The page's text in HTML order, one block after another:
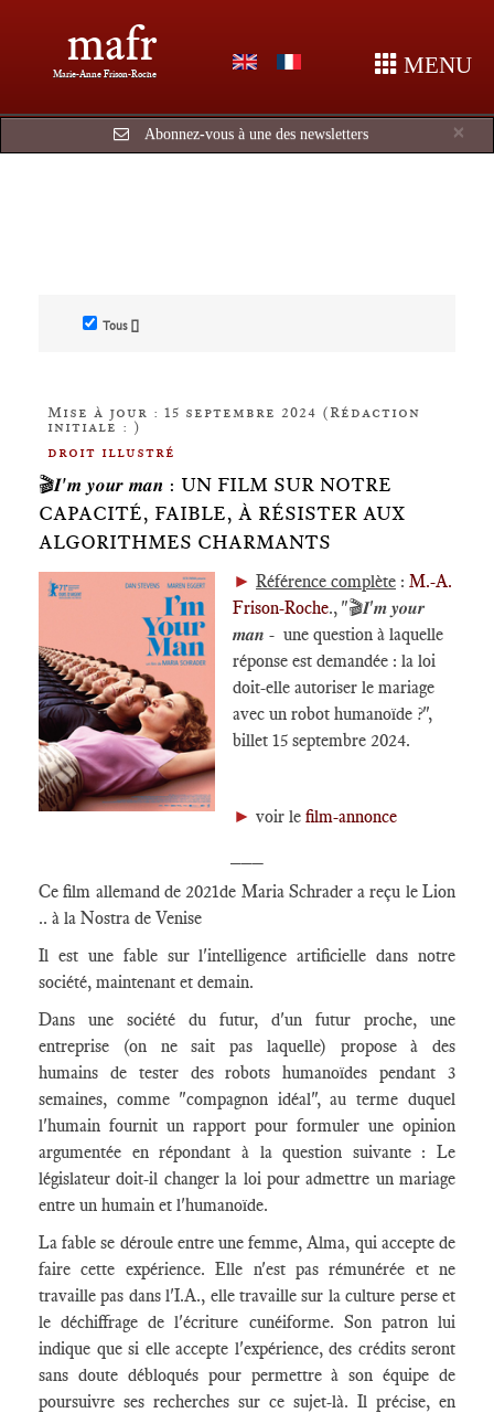
mafr
Marie-Anne Frison-Roche MENU
×
Abonnez-vous à une des newsletters
Tous []
Mise à jour : 15 septembre 2024 (Rédaction
initiale : )
droit illustré
🎬𝑰'𝒎 𝒚𝒐𝒖𝒓 𝒎𝒂𝒏 : UN FILM SUR NOTRE
CAPACITÉ, FAIBLE, À RÉSISTER AUX
ALGORITHMES CHARMANTS
► Référence complète : M.-A.
Frison-Roche., "🎬𝑰'𝒎 𝒚𝒐𝒖𝒓
𝒎𝒂𝒏 - une question à laquelle
réponse est demandée : la loi
doit-elle autoriser le mariage
avec un robot humanoïde ?",
billet 15 septembre 2024.
► voir le film-annonce
Ce film allemand de 2021de Maria Schrader a reçu le Lion
.. à la Nostra de Venise
Il est une fable sur l'intelligence artificielle dans notre
société, maintenant et demain.
Dans une société du futur, d'un futur proche, une
entreprise (on ne sait pas laquelle) propose à des
humains de tester des robots humanoïdes pendant 3
semaines, comme "compagnon idéal", au terme duquel
l'humain fournit un rapport pour formuler une opinion
argumentée en répondant à la question suivante : Le
législateur doit-il changer la loi pour admettre un mariage
entre un humain et l'humanoïde.
La fable se déroule entre une femme, Alma, qui accepte de
faire cette expérience. Elle n'est pas rémunérée et ne
travaille pas dans l'I.A., elle travaille sur la culture perse et
le déchiffrage de l'écriture cunéiforme. Son patron lui
indique que si elle accepte l'expérience, des crédits seront
sans doute débloqués pour permettre à son équipe de
poursuivre ses recherches sur ce sujet-là. Il précise, en